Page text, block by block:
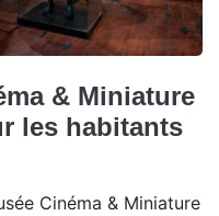
& Miniature
les habitants
Cinéma & Miniature